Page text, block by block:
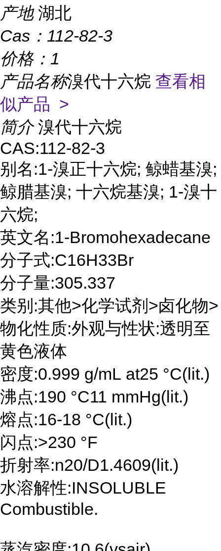
产地 湖北
Cas： 112-82-3
价格： 1
产品名称溴代十六烷 查看相
似产品 >
简介 溴代十六烷
CAS:112-82-3
别名:1-溴正十六烷; 鲸蜡基溴;
鲸腊基溴; 十六烷基溴; 1-溴十
六烷;
英文名:1-Bromohexadecane
分子式:C16H33Br
分子量:305.337
类别:其他>化学试剂>卤化物>
物化性质:外观与性状:透明至
黄色液体
密度:0.999 g/mL at25 °C(lit.)
沸点:190 °C11 mmHg(lit.)
熔点:16-18 °C(lit.)
闪点:>230 °F
折射率:n20/D1.4609(lit.)
水溶解性:INSOLUBLE
Combustible.